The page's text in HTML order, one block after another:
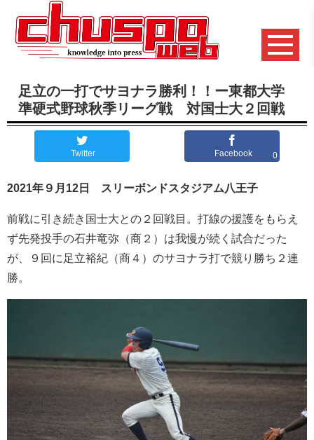
足立の一打でサヨナラ勝利！！ー東都大学
準硬式野球秋季リーグ戦 対国士大２回戦
Twitter Facebook 0
2021年９月12日 スリーボンドスタジアム八王子
前戦に引き続き国士大との２回戦目。打線の援護をもらえ
ず先発投手の石井竜弥（商２）は我慢が続く試合だった
が、９回に足立裕紀（商４）のサヨナラ打で競り勝ち２連
勝。